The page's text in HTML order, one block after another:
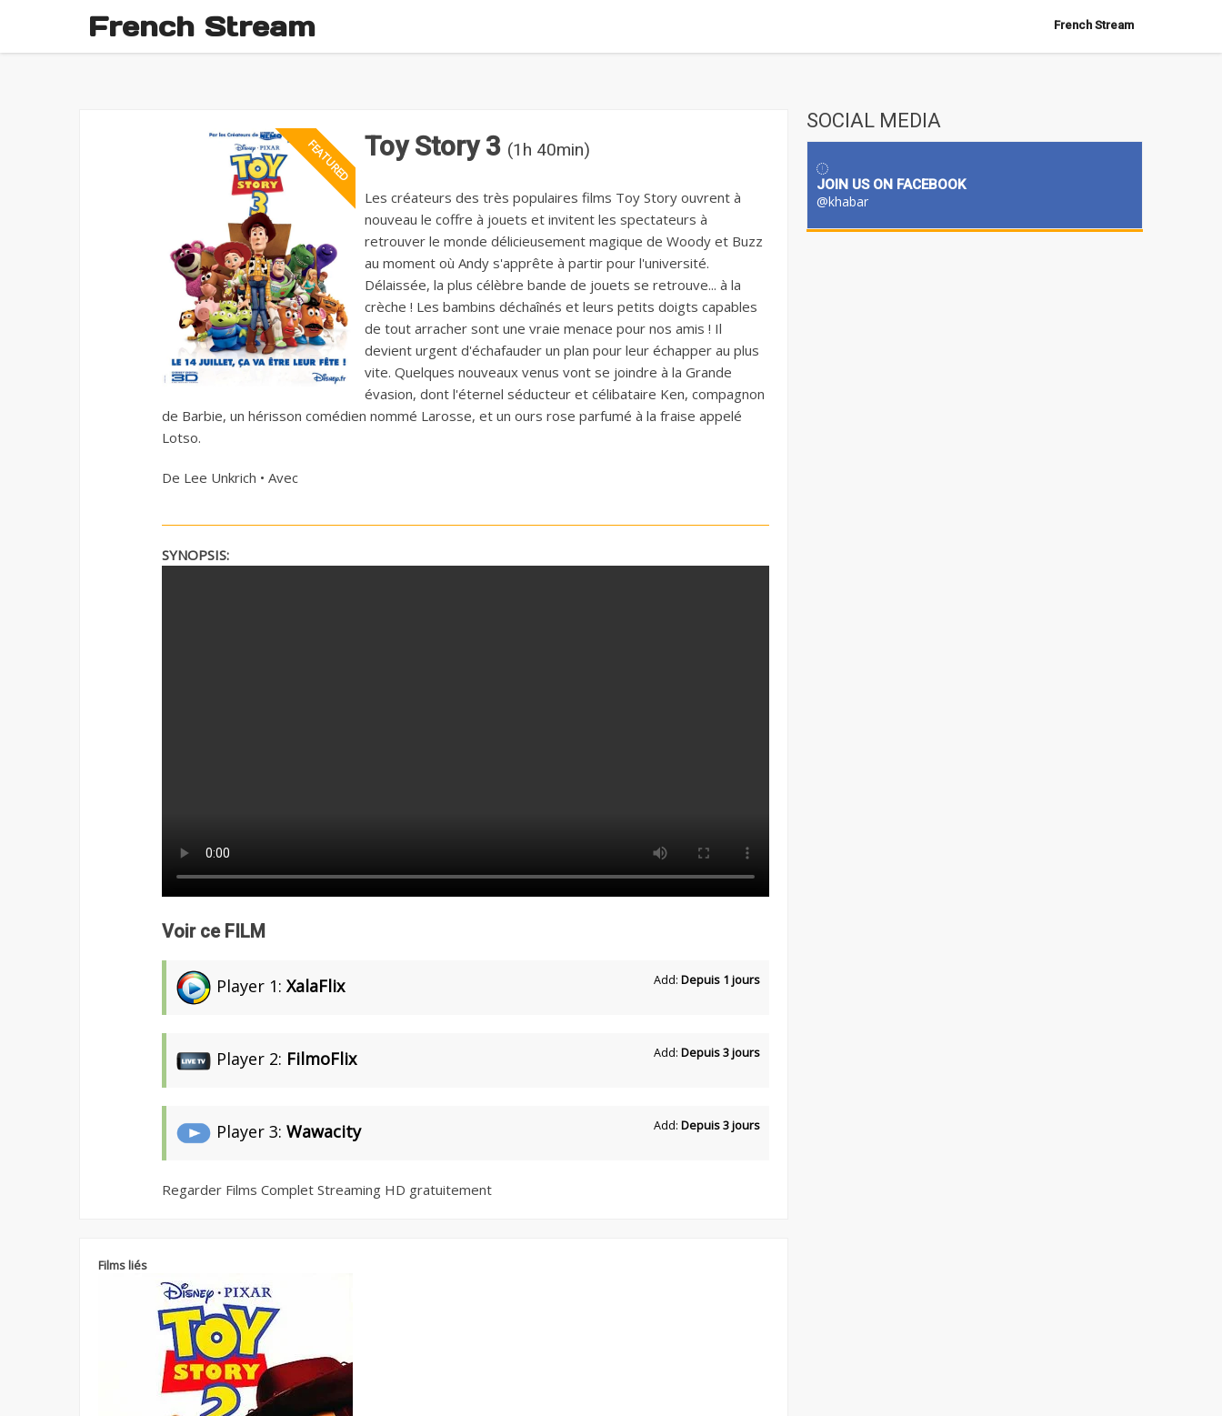
French Stream French Stream
Toy Story 3 (1h 40min)
Les créateurs des très populaires films Toy Story ouvrent à
nouveau le coffre à jouets et invitent les spectateurs à
retrouver le monde délicieusement magique de Woody et Buzz
au moment où Andy s'apprête à partir pour l'université.
Délaissée, la plus célèbre bande de jouets se retrouve... à la
crèche ! Les bambins déchaînés et leurs petits doigts capables
de tout arracher sont une vraie menace pour nos amis ! Il
devient urgent d'échafauder un plan pour leur échapper au plus
vite. Quelques nouveaux venus vont se joindre à la Grande
évasion, dont l'éternel séducteur et célibataire Ken, compagnon
de Barbie, un hérisson comédien nommé Larosse, et un ours rose parfumé à la fraise appelé
Lotso.
De Lee Unkrich • Avec
SYNOPSIS:
Voir ce FILM
Player 1: XalaFlix Add: Depuis 1 jours
Player 2: FilmoFlix Add: Depuis 3 jours
Player 3: Wawacity Add: Depuis 3 jours
Regarder Films Complet Streaming HD gratuitement
Films liés
SOCIAL MEDIA
JOIN US ON FACEBOOK
@khabar